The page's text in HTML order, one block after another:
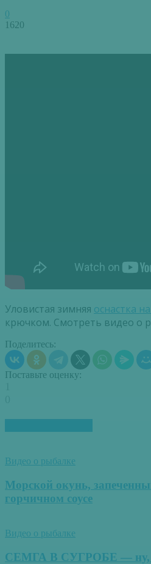
0
1620
Уловистая зимняя оснастка
крючком. Смотреть видео о
Поделитесь:
Поставьте оценку:
Видео о рыбалке
Морской окунь,
горчичном соусе
Видео о рыбалке
СЕМГА В СУГРОБЕ — ну,